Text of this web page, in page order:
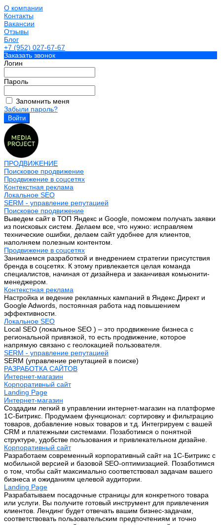
О компании
Контакты
Вакансии
Отзывы
Блог
+7 (952) 027-67-67
Заказать звонок
Логин
Пароль
Запомнить меня
Забыли пароль?
ПРОДВИЖЕНИЕ
Поисковое продвижение
Продвижение в соцсетях
Контекстная реклама
Локальное SEO
SERM - управление репутацией
Поисковое продвижение
Выведем сайт в ТОП Яндекс и Google, поможем получать заявки
из поисковых систем. Делаем все, что нужно: исправляем
технические ошибки, делаем сайт удобнее для клиентов,
наполняем полезным контентом.
Продвижение в соцсетях
Занимаемся разработкой и внедрением стратегии присутствия
бренда в соцсетях. К этому привлекается целая команда
специалистов, начиная от дизайнера и заканчивая комьюнити-
менеджером.
Контекстная реклама
Настройка и ведение рекламных кампаний в Яндекс.Директ и
Google Adwords, постоянная работа над повышением
эффективности.
Локальное SEO
Local SEO (локальное SEO ) – это продвижение бизнеса с
региональной привязкой, то есть продвижение, которое
напрямую связано с геолокацией пользователя.
SERM - управление репутацией
SERM (управление репутацией в поиске)
РАЗРАБОТКА САЙТОВ
Интернет-магазин
Корпоративный сайт
Landing Page
Интернет-магазин
Создадим легкий в управлении интернет-магазин на платформе
1С-Битрикс. Продумаем функционал: сортировку и фильтрацию
товаров, добавление новых товаров и т.д. Интегрируем с вашей
CRM и платежными системами. Позаботимся о понятной
структуре, удобстве пользования и привлекательном дизайне.
Корпоративный сайт
Разработаем современный корпоративный сайт на 1С-Битрикс с
мобильной версией и базовой SEO-оптимизацией. Позаботимся
о том, чтобы сайт максимально соответствовал задачам вашего
бизнеса и ожиданиям целевой аудитории.
Landing Page
Разрабатываем посадочные страницы для конкретного товара
или услуги. Вы получите готовый инструмент для привлечения
клиентов. Лендинг будет отвечать вашим бизнес-задачам,
соответствовать пользовательским предпочтениям и точно